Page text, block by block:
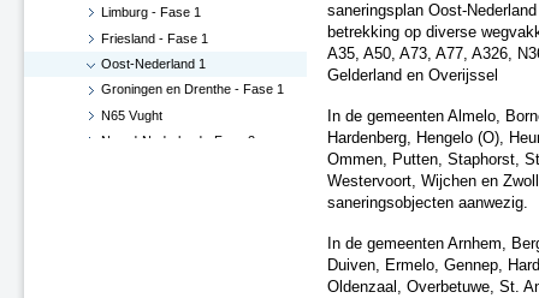
saneringsplan
betrekking op diverse
A35, A50, A73, A77, A326,
Gelderland en Overijssel
In de gemeenten Almelo,
Hardenberg, Hengelo (O),
Ommen, Putten, Staphorst,
Westervoort, Wijchen en
saneringsobjecten aanwezig.
In de gemeenten Arnhem,
Duiven, Ermelo, Gennep,
Oldenzaal, Overbetuwe, St.
Limburg - Fase 1
Friesland - Fase 1
Oost-Nederland 1
Groningen en Drenthe - Fase 1
N65 Vught
Noord-Nederland - Fase 2